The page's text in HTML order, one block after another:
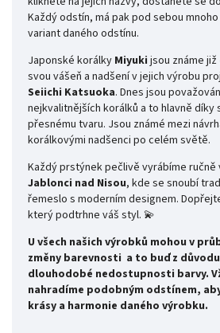
Každý odstín, má pak pod sebou
variant daného odstínu.
Japonské korálky Miyuki jsou známe již
svou vášeň a nadšení v jejich výrobu
Seiichi Katsuoka. Dnes jsou
nejkvalitnějších korálků a to hlavně díky
přesnému tvaru. Jsou známé mezi
korálkovými nadšenci po celém světě.
Každý prstýnek pečlivě vyrábíme ručně
Jablonci nad Nisou, kde se snoubí
řemeslo s moderním designem.
který podtrhne váš styl. 💫
U všech našich výrobků mohou v
změny barevnosti a to buď z
dlouhodobé nedostupnosti barvy.
nahradíme podobným odstínem,
krásy a harmonie daného výrobku.